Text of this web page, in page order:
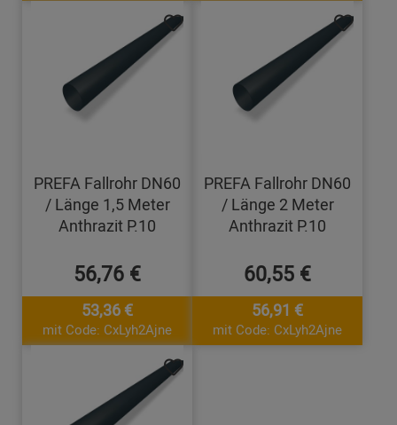
PREFA Fallrohr DN60
/ Länge 1,5 Meter
Anthrazit P.10
56,76 €
53,36 €
mit Code: CxLyh2Ajne
PREFA Fallrohr DN60
/ Länge 2 Meter
Anthrazit P.10
60,55 €
56,91 €
mit Code: CxLyh2Ajne